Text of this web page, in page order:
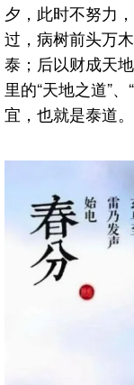
夕，此时不努力
过，病树前头万
泰；后以财成天
里的“天地之道”
宜，也就是泰道。